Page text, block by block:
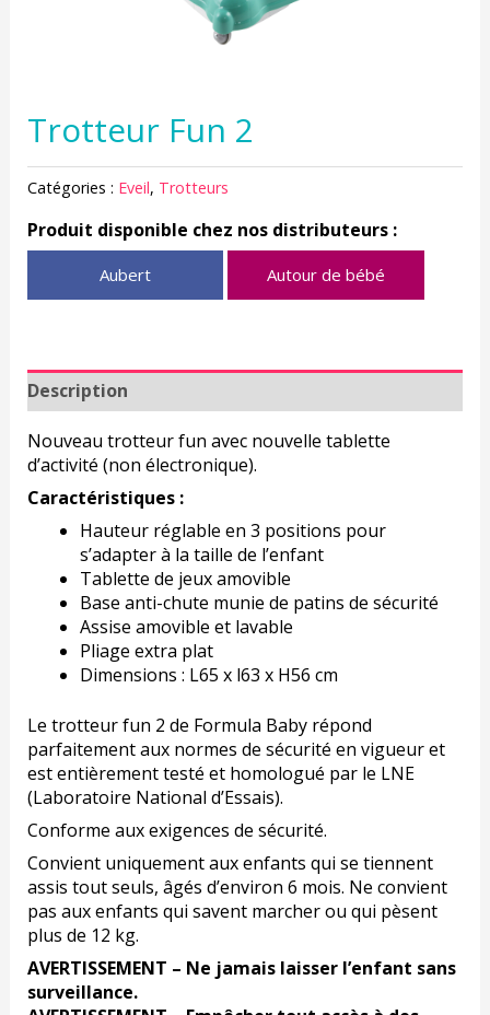
Trotteur Fun 2
Catégories : Eveil, Trotteurs
Produit disponible chez nos distributeurs :
Aubert Autour de bébé
Description
Nouveau trotteur fun avec nouvelle tablette
d’activité (non électronique).
Caractéristiques :
Hauteur réglable en 3 positions pour
s’adapter à la taille de l’enfant
Tablette de jeux amovible
Base anti-chute munie de patins de sécurité
Assise amovible et lavable
Pliage extra plat
Dimensions : L65 x l63 x H56 cm
Le trotteur fun 2 de Formula Baby répond
parfaitement aux normes de sécurité en vigueur et
est entièrement testé et homologué par le LNE
(Laboratoire National d’Essais).
Conforme aux exigences de sécurité.
Convient uniquement aux enfants qui se tiennent
assis tout seuls, âgés d’environ 6 mois. Ne convient
pas aux enfants qui savent marcher ou qui pèsent
plus de 12 kg.
AVERTISSEMENT – Ne jamais laisser l’enfant sans
surveillance.